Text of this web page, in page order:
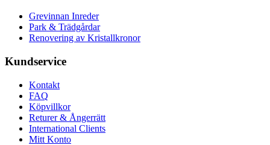
Grevinnan Inreder
Park & Trädgårdar
Renovering av Kristallkronor
Kundservice
Kontakt
FAQ
Köpvillkor
Returer & Ångerrätt
International Clients
Mitt Konto